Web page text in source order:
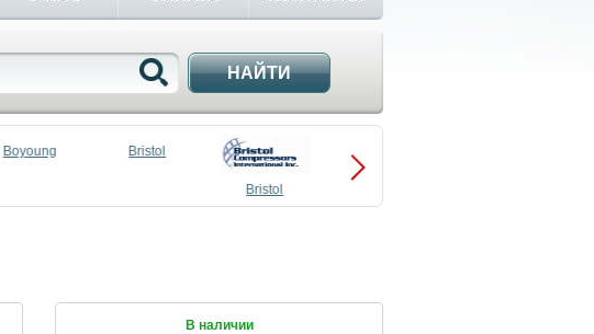
НАЙТИ
Boyoung Bristol
Bristol
Compressors
В наличии